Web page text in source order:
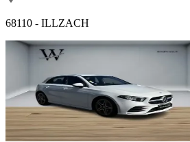
68110 - ILLZACH